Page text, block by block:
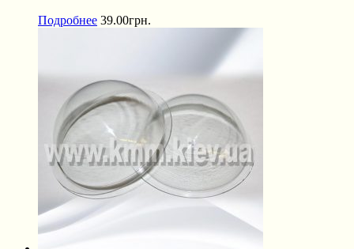
Подробнее 39.00грн.